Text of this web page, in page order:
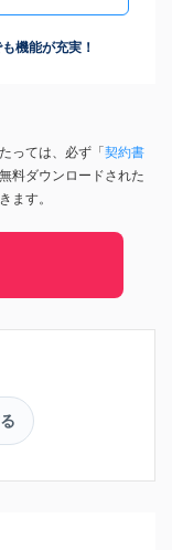
機能が充実！
っては、必ず「契約書
料ダウンロードされた
ます。